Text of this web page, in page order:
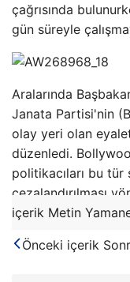
çağrısında
gün süreyle
Aralarında
Janata Partisi'nin
olay yeri olan
düzenledi.
politikacıları bu
cezalandırılması
içerik Metin
Önceki içerik